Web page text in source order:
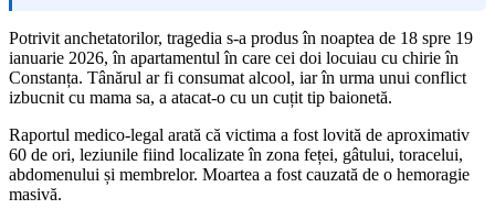
Potrivit anchetatorilor, tragedia s-a produs în noaptea de 18 spre 19
ianuarie 2026, în apartamentul în care cei doi locuiau cu chirie în
Constanța. Tânărul ar fi consumat alcool, iar în urma unui conflict
izbucnit cu mama sa, a atacat-o cu un cuțit tip baionetă.
Raportul medico-legal arată că victima a fost lovită de aproximativ
60 de ori, leziunile fiind localizate în zona feței, gâtului, toracelui,
abdomenului și membrelor. Moartea a fost cauzată de o hemoragie
masivă.